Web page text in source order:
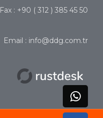
Fax : +90 ( 312 ) 385 45 50
Email : info@ddg.com.tr